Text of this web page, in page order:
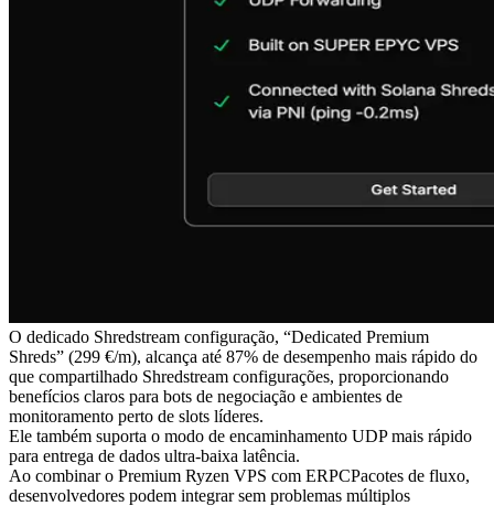
O dedicado Shredstream configuração, “Dedicated Premium
Shreds” (299 €/m), alcança até 87% de desempenho mais rápido do
que compartilhado Shredstream configurações, proporcionando
benefícios claros para bots de negociação e ambientes de
monitoramento perto de slots líderes.
Ele também suporta o modo de encaminhamento UDP mais rápido
para entrega de dados ultra-baixa latência.
Ao combinar o Premium Ryzen VPS com ERPCPacotes de fluxo,
desenvolvedores podem integrar sem problemas múltiplos